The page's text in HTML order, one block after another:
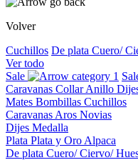
Volver
Cuchillos De plata Cuero/
Ver todo
Sale
Caravanas CollarAnillo
Mates Bombillas Cuchillos
Caravanas Aros Novias
Dijes Medalla
Plata Plata y Oro Alpaca
De plata Cuero/ Ciervo/